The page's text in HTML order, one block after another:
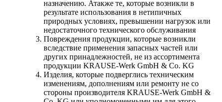
назначению. Атакже те, которые возникли в
результате использования в нетипичных
природных условиях, превышении нагрузок или
недостаточного технического обслуживания
Повреждения продукции, которые возникли
вследствие применения запасных частей или
других принадлежностей, не из ассортимента
продукции KRAUSE-Werk GmbH & Со. KG
Изделия, которые подверглись техническим
изменениям, дополнениям или ремонту не со
стороны производителя KRAUSE-Werk GmbH &